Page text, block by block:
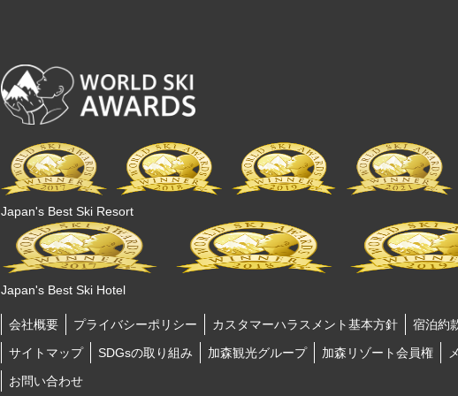
Japan's Best Ski Resort
Japan's Best Ski Hotel
会社概要 プライバシーポリシー カスタマーハラスメント基本方針 宿泊約
サイトマップ
SDGsの取り組み 加森観光グループ 加森リゾート会員権
お問い合わせ